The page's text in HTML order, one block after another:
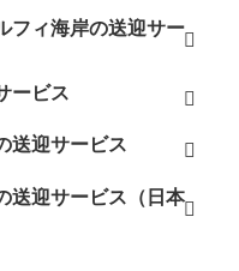
フィ海岸の送迎サー
ービス
送迎サービス
送迎サービス（日本